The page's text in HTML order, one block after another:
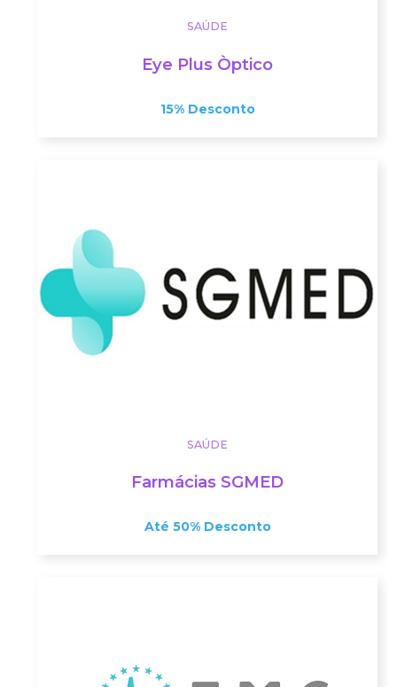
SAÚDE
Eye Plus Òptico
15% Desconto
SAÚDE
Farmácias SGMED
Até 50% Desconto